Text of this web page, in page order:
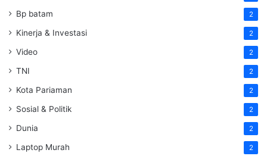
Bp batam 2
Kinerja & Investasi 2
Video 2
TNI 2
Kota Pariaman 2
Sosial & Politik 2
Dunia 2
Laptop Murah 2